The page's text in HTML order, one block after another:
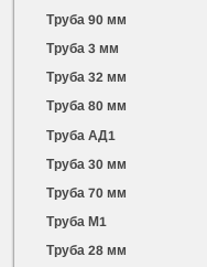
Труба 90 мм
Труба 3 мм
Труба 32 мм
Труба 80 мм
Труба АД1
Труба 30 мм
Труба 70 мм
Труба М1
Труба 28 мм